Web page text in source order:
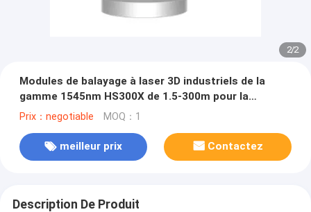
2/2
Modules de balayage à laser 3D industriels de la
gamme 1545nm HS300X de 1.5-300m pour la
construction
Prix：negotiable MOQ：1
meilleur prix Contactez
Description De Produit